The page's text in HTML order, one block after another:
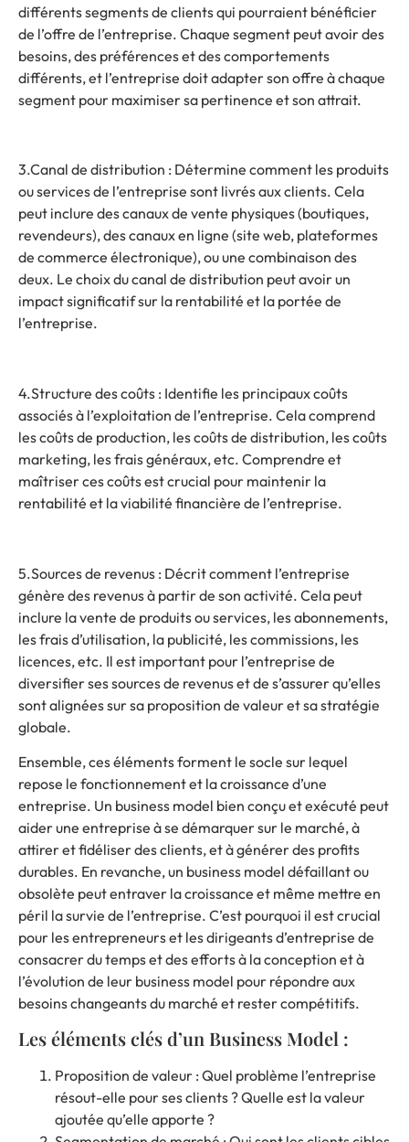
différents segments de clients qui pourraient bénéficier
de l’offre de l’entreprise. Chaque segment peut avoir des
besoins, des préférences et des comportements
différents, et l’entreprise doit adapter son offre à chaque
segment pour maximiser sa pertinence et son attrait.
3.Canal de distribution : Détermine comment les produits
ou services de l’entreprise sont livrés aux clients. Cela
peut inclure des canaux de vente physiques (boutiques,
revendeurs), des canaux en ligne (site web, plateformes
de commerce électronique), ou une combinaison des
deux. Le choix du canal de distribution peut avoir un
impact significatif sur la rentabilité et la portée de
l’entreprise.
4.Structure des coûts : Identifie les principaux coûts
associés à l’exploitation de l’entreprise. Cela comprend
les coûts de production, les coûts de distribution, les coûts
marketing, les frais généraux, etc. Comprendre et
maîtriser ces coûts est crucial pour maintenir la
rentabilité et la viabilité financière de l’entreprise.
5.Sources de revenus : Décrit comment l’entreprise
génère des revenus à partir de son activité. Cela peut
inclure la vente de produits ou services, les abonnements,
les frais d’utilisation, la publicité, les commissions, les
licences, etc. Il est important pour l’entreprise de
diversifier ses sources de revenus et de s’assurer qu’elles
sont alignées sur sa proposition de valeur et sa stratégie
globale.
Ensemble, ces éléments forment le socle sur lequel
repose le fonctionnement et la croissance d’une
entreprise. Un business model bien conçu et exécuté peut
aider une entreprise à se démarquer sur le marché, à
attirer et fidéliser des clients, et à générer des profits
durables. En revanche, un business model défaillant ou
obsolète peut entraver la croissance et même mettre en
péril la survie de l’entreprise. C’est pourquoi il est crucial
pour les entrepreneurs et les dirigeants d’entreprise de
consacrer du temps et des efforts à la conception et à
l’évolution de leur business model pour répondre aux
besoins changeants du marché et rester compétitifs.
Les éléments clés d’un Business Model :
Proposition de valeur : Quel problème l’entreprise
résout-elle pour ses clients ? Quelle est la valeur
ajoutée qu’elle apporte ?